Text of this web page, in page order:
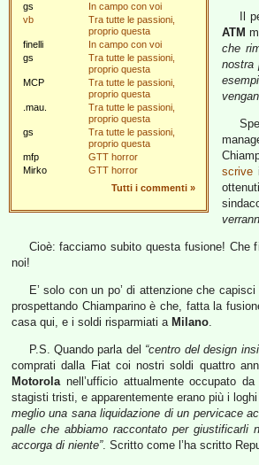
gs
In campo con voi
vb
Tra tutte le passioni,
proprio questa
finelli
In campo con voi
gs
Tra tutte le passioni,
proprio questa
MCP
Tra tutte le passioni,
proprio questa
.mau.
Tra tutte le passioni,
proprio questa
gs
Tra tutte le passioni,
proprio questa
mfp
GTT horror
Mirko
GTT horror
Tutti i commenti »
Il
ATM
che
nostra
scrive
Cioè: facciamo subito questa fusione! Che
noi!
E’ solo con un po’ di attenzione che
prospettando Chiamparino è che, fatta la
casa qui, e i soldi risparmiati a Milano.
P.S. Quando parla del “centro del design
comprati dalla Fiat coi nostri soldi quattro
Motorolanell’ufficio attualmente occupato da
stagisti tristi, e apparentemente erano più i
meglio una sana liquidazione di un pervicace
palle che abbiamo raccontato per giustificarli
accorga di niente”. Scritto come l’ha scritto